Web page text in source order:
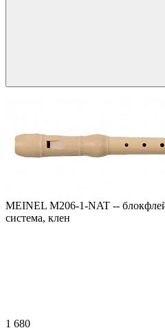
MEINEL M206-1-NAT --
система, клен
1 680